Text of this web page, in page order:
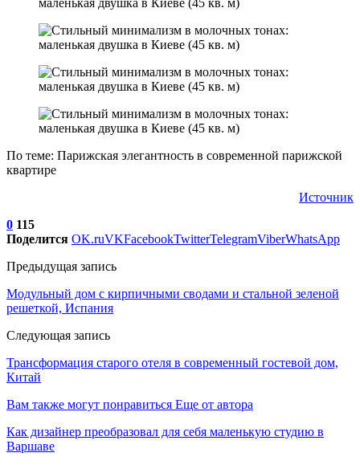
По теме: Парижская элегантность в современной парижской
квартире
Источник
0 115
Поделится OK.ruVKFacebookTwitterTelegramViberWhatsApp
Предыдущая запись
Модульный дом с кирпичными сводами и стальной зеленой
решеткой, Испания
Следующая запись
Трансформация старого отеля в современный гостевой дом,
Китай
Вам также могут понравиться Еще от автора
Как дизайнер преобразовал для себя маленькую студию в
Варшаве